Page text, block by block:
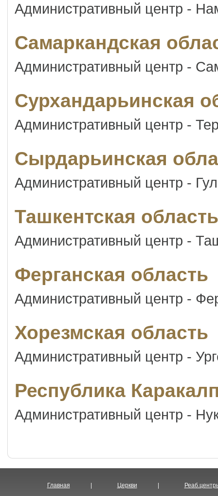
Административный центр -
Самаркандская
Административный центр -
Сурхандарьинская
Административный центр -
Сырдарьинская
Административный центр -
Ташкентская область
Административный центр -
Ферганская область
Административный центр -
Хорезмская область
Административный центр -
Республика
Административный центр -
Главная Церкви